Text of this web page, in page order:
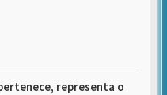
representa o